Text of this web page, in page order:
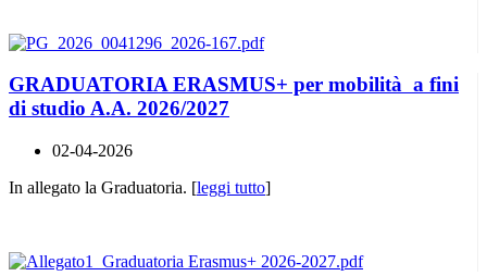
GRADUATORIA ERASMUS+ per mobilità a fini
di studio A.A. 2026/2027
02-04-2026
In allegato la Graduatoria. [leggi tutto]